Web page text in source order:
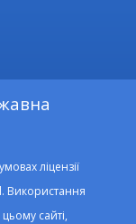
ліцензії
Використання
сайті,